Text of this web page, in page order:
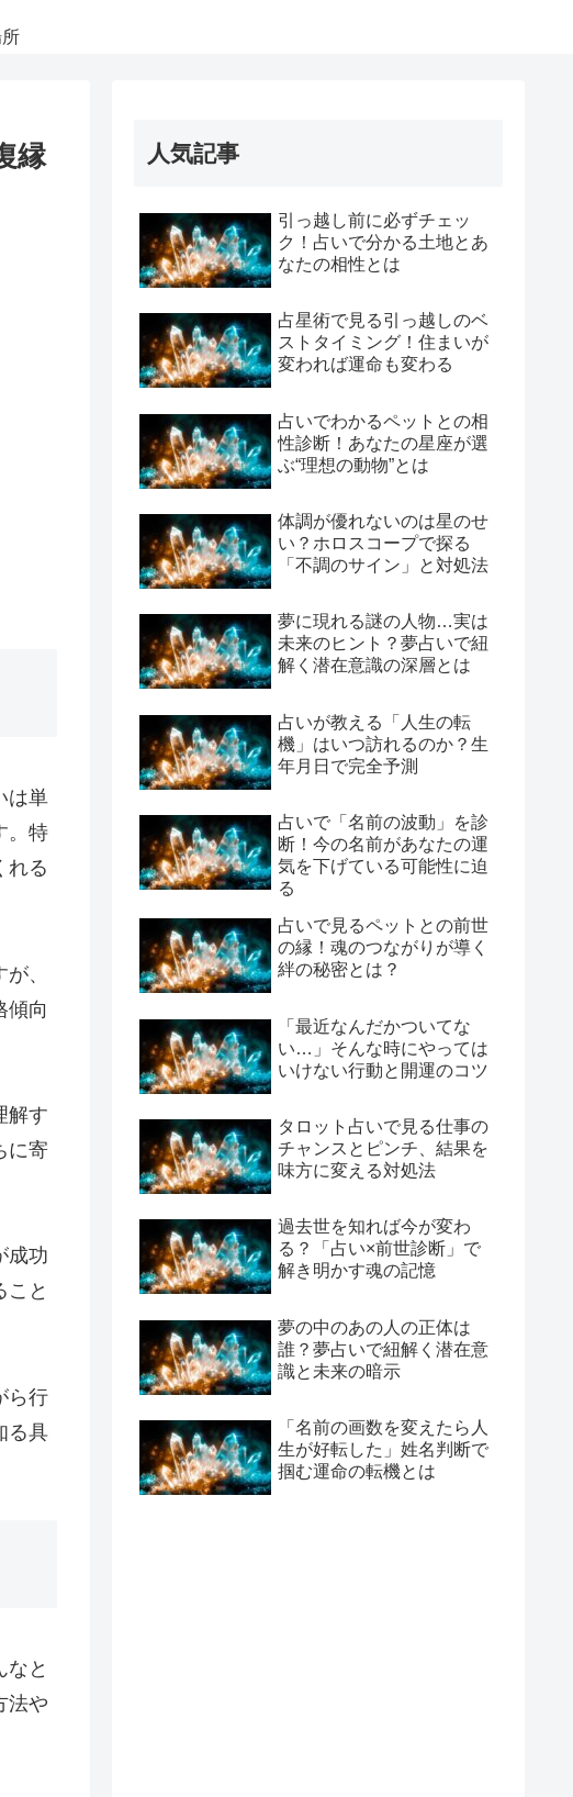
縁
は単
。特
れる
、
傾向
解す
に寄
成功
こと
ら行
る具
なと
法や
人気記事
引っ越し前に必ずチェッ
ク！占いで分かる土地とあ
なたの相性とは
占星術で見る引っ越しのベ
ストタイミング！住まいが
変われば運命も変わる
占いでわかるペットとの相
性診断！あなたの星座が選
ぶ“理想の動物”とは
体調が優れないのは星のせ
い？ホロスコープで探る
「不調のサイン」と対処法
夢に現れる謎の人物…実は
未来のヒント？夢占いで紐
解く潜在意識の深層とは
占いが教える「人生の転
機」はいつ訪れるのか？生
年月日で完全予測
占いで「名前の波動」を診
断！今の名前があなたの運
気を下げている可能性に迫
る
占いで見るペットとの前世
の縁！魂のつながりが導く
絆の秘密とは？
「最近なんだかついてな
い…」そんな時にやっては
いけない行動と開運のコツ
タロット占いで見る仕事の
チャンスとピンチ、結果を
味方に変える対処法
過去世を知れば今が変わ
る？「占い×前世診断」で
解き明かす魂の記憶
夢の中のあの人の正体は
誰？夢占いで紐解く潜在意
識と未来の暗示
「名前の画数を変えたら人
生が好転した」姓名判断で
掴む運命の転機とは